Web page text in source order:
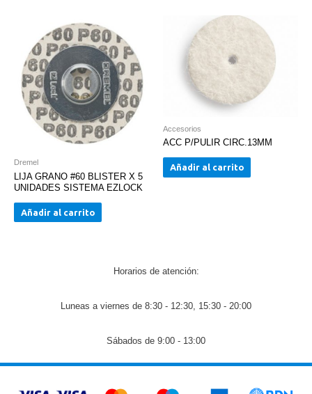
Dremel
LIJA GRANO #60 BLISTER X 5
UNIDADES SISTEMA EZLOCK
Añadir al carrito
Accesorios
ACC P/PULIR CIRC.13MM
Añadir al carrito
Horarios de atención:
Luneas a viernes de 8:30 - 12:30, 15:30 - 20:00
Sábados de 9:00 - 13:00